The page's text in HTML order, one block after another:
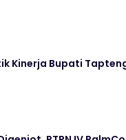
Kinerja Bupati